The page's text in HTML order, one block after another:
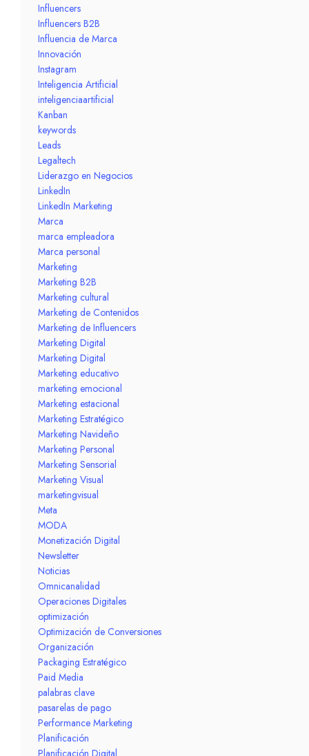
Influencers
Influencers B2B
Influencia de Marca
Innovación
Instagram
Inteligencia Artificial
inteligenciaartificial
Kanban
keywords
Leads
Legaltech
Liderazgo en Negocios
LinkedIn
LinkedIn Marketing
Marca
marca empleadora
Marca personal
Marketing
Marketing B2B
Marketing cultural
Marketing de Contenidos
Marketing de Influencers
Marketing Digital
Marketing Digital
Marketing educativo
marketing emocional
Marketing estacional
Marketing Estratégico
Marketing Navideño
Marketing Personal
Marketing Sensorial
Marketing Visual
marketingvisual
Meta
MODA
Monetización Digital
Newsletter
Noticias
Omnicanalidad
Operaciones Digitales
optimización
Optimización de Conversiones
Organización
Packaging Estratégico
Paid Media
palabras clave
pasarelas de pago
Performance Marketing
Planificación
Planificación Digital